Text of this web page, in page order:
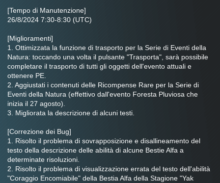
[Tempo di Manutenzione]
26/8/2024 7:30-8:30 (UTC)
[Miglioramenti]
1. Ottimizzata la funzione di trasporto per la Serie di Eventi della
Natura: toccando una volta il pulsante "Trasporta", sarà possibile
completare il trasporto di tutti gli oggetti dell'evento attuali e
ottenere PE.
2. Aggiustati i contenuti delle Ricompense Rare per la Serie di
Eventi della Natura (effettivo dall'evento Foresta Pluviosa che
inizia il 27 agosto).
3. Migliorata la descrizione di alcuni testi.
[Correzione dei Bug]
1. Risolto il problema di sovrapposizione e disallineamento del
testo della descrizione delle abilità di alcune Bestie Alfa a
determinate risoluzioni.
2. Risolto il problema di visualizzazione errata del testo dell'abilità
"Coraggio Encomiabile" della Bestia Alfa della Stagione "Yak